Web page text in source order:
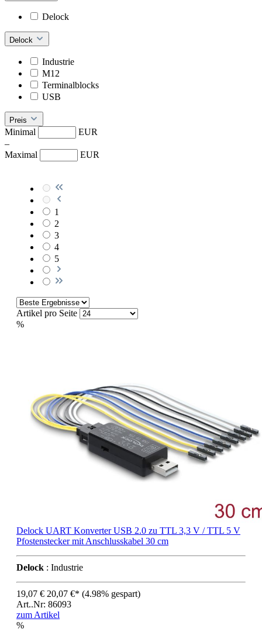
Delock
Delock
Industrie
M12
Terminalblocks
USB
Preis
Minimal
EUR
–
Maximal
EUR
1
2
3
4
5
Artikel pro Seite
%
Delock UART Konverter USB 2.0 zu TTL 3,3 V / TTL 5 V
Pfostenstecker mit Anschlusskabel 30 cm
Delock : Industrie
19,07 € 20,07 €* (4.98% gespart)
Art..Nr: 86093
zum Artikel
%